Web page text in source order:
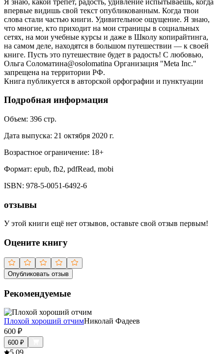
впервые видишь свой текст опубликованным. Когда твои
слова стали частью книги. Удивительное ощущение. Я знаю,
что многие, кто приходит на мои страницы в социальных
сетях, на мои учебные курсы и даже в Школу копирайтинга,
на самом деле, находятся в большом путешествии — к своей
книге. Пусть это путешествие будет в радость! С любовью,
Ольга Соломатина@osolomatina Организация "Meta Inc."
запрещена на территории РФ.
Книга публикуется в авторской орфографии и пунктуации
Подробная информация
Объем: 396 стр.
Дата выпуска: 21 октября 2020 г.
Возрастное ограничение: 18+
Формат: epub, fb2, pdfRead, mobi
ISBN: 978-5-0051-6492-6
отзывы
У этой книги ещё нет отзывов, оставьте свой отзыв первым!
Оцените книгу
Опубликовать отзыв
Рекомендуемые
Плохой хороший отчимНиколай Фадеев
600 ₽
600 ₽